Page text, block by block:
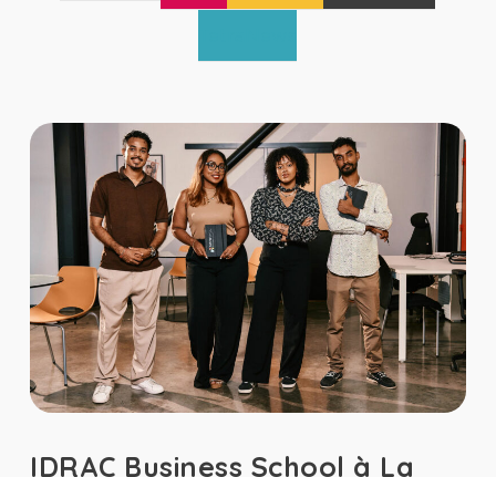
IDRAC Business School à La